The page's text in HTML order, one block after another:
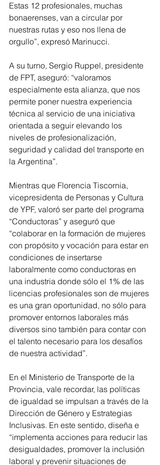
Estas 12 profesionales, muchas
bonaerenses, van a circular por
nuestras rutas y eso nos llena de
orgullo”, expresó Marinucci.
A su turno, Sergio Ruppel, presidente
de FPT, aseguró: “valoramos
especialmente esta alianza, que nos
permite poner nuestra experiencia
técnica al servicio de una iniciativa
orientada a seguir elevando los
niveles de profesionalización,
seguridad y calidad del transporte en
la Argentina”.
Mientras que Florencia Tiscornia,
vicepresidenta de Personas y Cultura
de YPF, valoró ser parte del programa
“Conductoras” y aseguró que
“colaborar en la formación de mujeres
con propósito y vocación para estar en
condiciones de insertarse
laboralmente como conductoras en
una industria donde sólo el 1% de las
licencias profesionales son de mujeres
es una gran oportunidad, no sólo para
promover entornos laborales más
diversos sino también para contar con
el talento necesario para los desafíos
de nuestra actividad”.
En el Ministerio de Transporte de la
Provincia, vale recordar, las políticas
de igualdad se impulsan a través de la
Dirección de Género y Estrategias
Inclusivas. En este sentido, diseña e
“implementa acciones para reducir las
desigualdades, promover la inclusión
laboral y prevenir situaciones de